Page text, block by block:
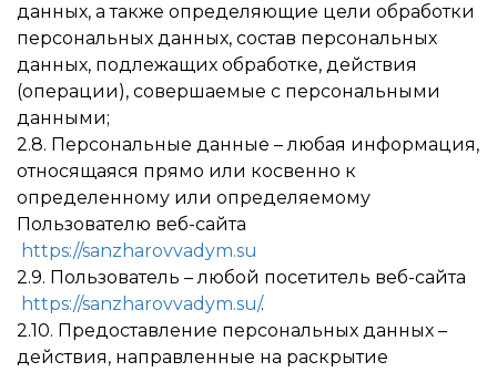
данных, а также определяющие цели обработки
персональных данных, состав персональных
данных, подлежащих обработке, действия
(операции), совершаемые с персональными
данными;
2.8. Персональные данные – любая информация,
относящаяся прямо или косвенно к
определенному или определяемому
Пользователю веб-сайта
https://sanzharovvadym.su
2.9. Пользователь – любой посетитель веб-сайта
https://sanzharovvadym.su/.
2.10. Предоставление персональных данных –
действия, направленные на раскрытие